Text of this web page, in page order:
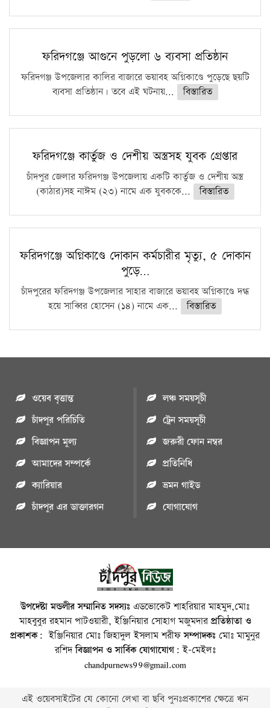
ফরিদগঞ্জে আগুনে পুড়লো ৬ ব্যবসা প্রতিষ্ঠান
ফরিদগঞ্জ উপজেলার কালির বাজারে ভয়াবহ অগ্নিকাণ্ডে পুড়েছে ছয়টি
ব্যবসা প্রতিষ্ঠান। তবে এই ঘটনায়...
বিস্তারিত
ফরিদগঞ্জে কার্তুজ ও দেশীয় অস্ত্রসহ যুবক গ্রেপ্তার
চাঁদপুর জেলার ফরিদগঞ্জ উপজেলায় একটি কার্তুজ ও দেশীয় অস্ত্র
(কাঠার)সহ নাঈম (২৩) নামে এক যুবককে...
বিস্তারিত
ফরিদগঞ্জে অগ্নিকাণ্ডে দোকান কর্মচারীর মৃত্যু, ৫ দোকান
পুড়ে…
চাঁদপুরের ফরিদগঞ্জ উপজেলার সাহার বাজারে ভয়াবহ অগ্নিকাণ্ডে দগ্ধ
হয়ে সাব্বির হোসেন (১৪) নামে এক...
বিস্তারিত
ওয়েব বৃত্তান্ত
চাঁদপুর পরিচিতি
বিজ্ঞাপন মুল্য
আমাদের সম্পর্কে
ক্যারিয়ার
চাঁদপুর এর ডাক্তারগন
লঞ্চ সময়সূচী
ট্রেন সময়সূচী
জরুরী ফোন নম্বর
প্রতিনিধি
ভ্রমন গাইড
যোগাযোগ
উপদেষ্টা মন্ডলীর সম্মানিত সদস্যঃ এডভোকেট শাহরিয়ার মাহমুদ,মোঃ
মাহবুবুর রহমান পাটওয়ারী, ইঞ্জিনিয়ার সোহাগ মজুমদারপ্রতিষ্ঠাতা ও
প্রকাশক: ইঞ্জিনিয়ার মোঃ জিহাদুল ইসলাম শরীফসম্পাদকঃ মোঃ মামুনুর
রশিদবিজ্ঞাপন ও সার্বিক যোগাযোগ: ই-মেইলঃ
chandpurnews99@gmail.com
এই ওয়েবসাইটের যে কোনো লেখা বা ছবি পুনঃপ্রকাশের ক্ষেত্রে ঋন